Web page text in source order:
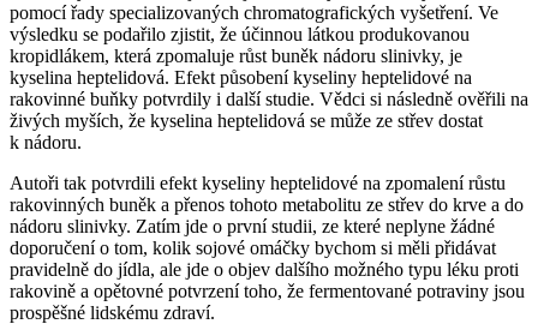
pomocí řady specializovaných chromatografických vyšetření. Ve
výsledku se podařilo zjistit, že účinnou látkou produkovanou
kropidlákem, která zpomaluje růst buněk nádoru slinivky, je
kyselina heptelidová. Efekt působení kyseliny heptelidové na
rakovinné buňky potvrdily i další studie. Vědci si následně ověřili na
živých myších, že kyselina heptelidová se může ze střev dostat
k nádoru.
Autoři tak potvrdili efekt kyseliny heptelidové na zpomalení růstu
rakovinných buněk a přenos tohoto metabolitu ze střev do krve a do
nádoru slinivky. Zatím jde o první studii, ze které neplyne žádné
doporučení o tom, kolik sojové omáčky bychom si měli přidávat
pravidelně do jídla, ale jde o objev dalšího možného typu léku proti
rakovině a opětovné potvrzení toho, že fermentované potraviny jsou
prospěšné lidskému zdraví.